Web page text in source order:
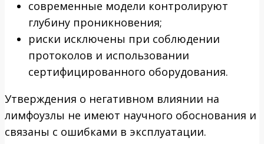
современные модели контролируют
глубину проникновения;
риски исключены при соблюдении
протоколов и использовании
сертифицированного оборудования.
Утверждения о негативном влиянии на
лимфоузлы не имеют научного обоснования и
связаны с ошибками в эксплуатации.